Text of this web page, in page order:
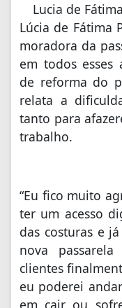
Lucia de
Lúcia de Fátima
moradora da
em todos esses
de reforma do
relata a
tanto para
trabalho.
“Eu fico muito
ter um acesso
das costuras e
nova
clientes
eu poderei